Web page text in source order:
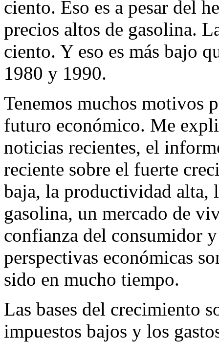
ciento. Eso es a pesar del
precios altos de gasolina.
ciento. Y eso es más bajo
1980 y 1990.
Tenemos muchos motivos
futuro económico. Me
noticias recientes, el
reciente sobre el fuerte
baja, la productividad alta,
gasolina, un mercado de
confianza del consumidor
perspectivas económicas
sido en mucho tiempo.
Las bases del crecimiento
impuestos bajos y los